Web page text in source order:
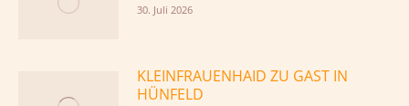
30. Juli 2026
KLEINFRAUENHAID ZU GAST IN
HÜNFELD